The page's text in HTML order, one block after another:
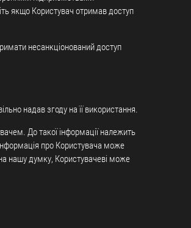
якщо Користувач отримав доступ
несанкціонований доступ
надав згоду на її використання.
До такої інформації належить
про Користувача може
нашу думку, Користувачеві може